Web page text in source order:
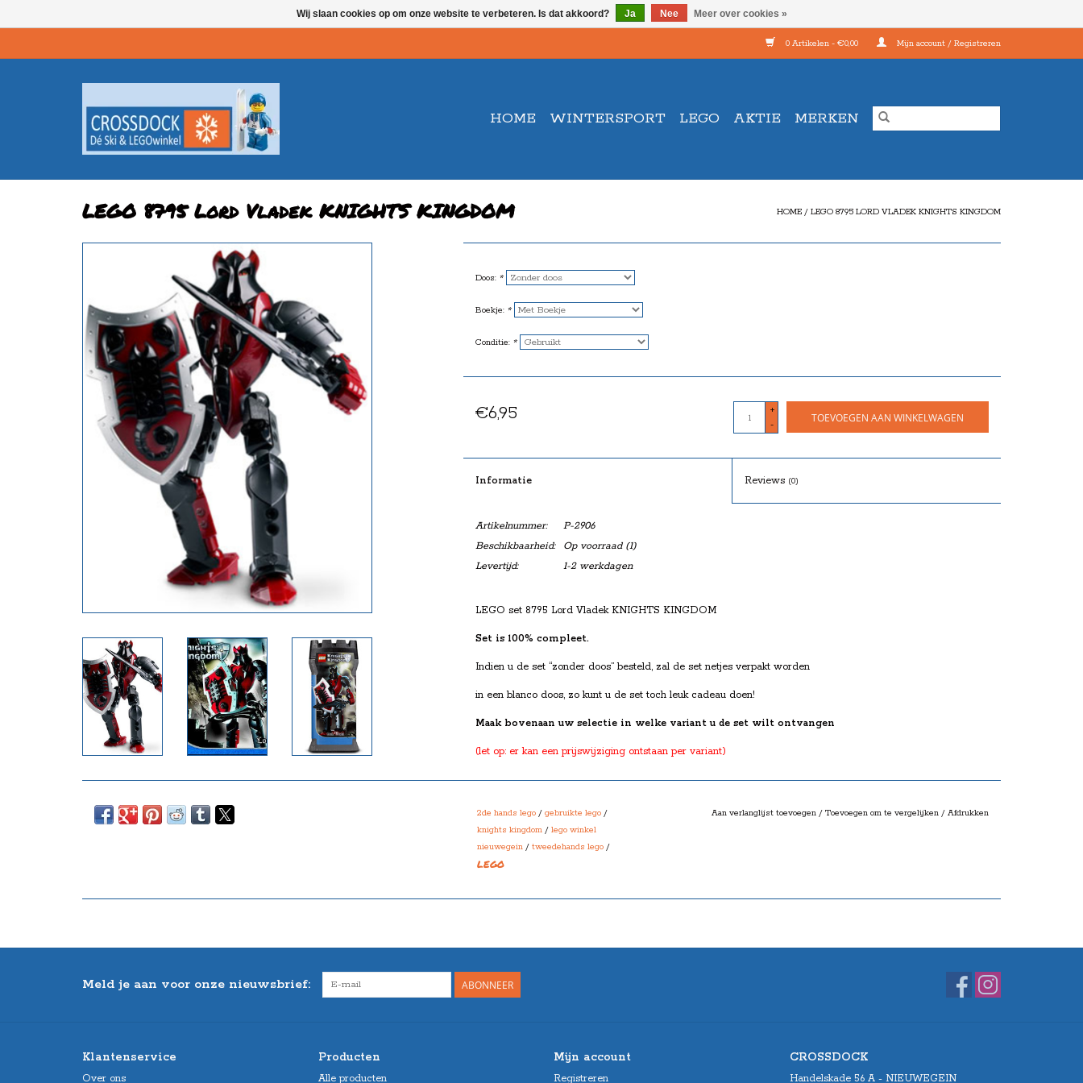
0 Artikelen - €0,00 Mijn account / Registreren
HOME WINTERSPORT LEGO AKTIE MERKEN
LEGO 8795 Lord Vladek KNIGHTS KINGDOM HOME / LEGO 8795 LORD VLADEK KNIGHTS KINGDOM
Doos: *
Boekje: *
Conditie: *
€6,95
+
-
TOEVOEGEN AAN WINKELWAGEN
Informatie Reviews (0)
Artikelnummer:
P-2906
Beschikbaarheid:
Op voorraad(1)
Levertijd:
1-2 werkdagen
LEGO set 8795 Lord Vladek KNIGHTS KINGDOM
Set is 100% compleet.
Indien u de set “zonder doos” besteld, zal de set netjes verpakt worden
in een blanco doos, zo kunt u de set toch leuk cadeau doen!
Maak bovenaan uw selectie in welke variant u de set wilt ontvangen
(let op: er kan een prijswijziging ontstaan per variant)
2de hands lego / gebruikte lego /
knights kingdom / lego winkel
nieuwegein / tweedehands lego /
LEGO
Aan verlanglijst toevoegen / Toevoegen om te vergelijken / Afdrukken
Meld je aan voor onze nieuwsbrief: ABONNEER
Klantenservice
Over ons
Producten
Alle producten
Mijn account
Registreren
CROSSDOCK
Handelskade 56 A - NIEUWEGEIN
Wij slaan cookies op om onze website te verbeteren. Is dat akkoord? Ja Nee Meer over cookies »